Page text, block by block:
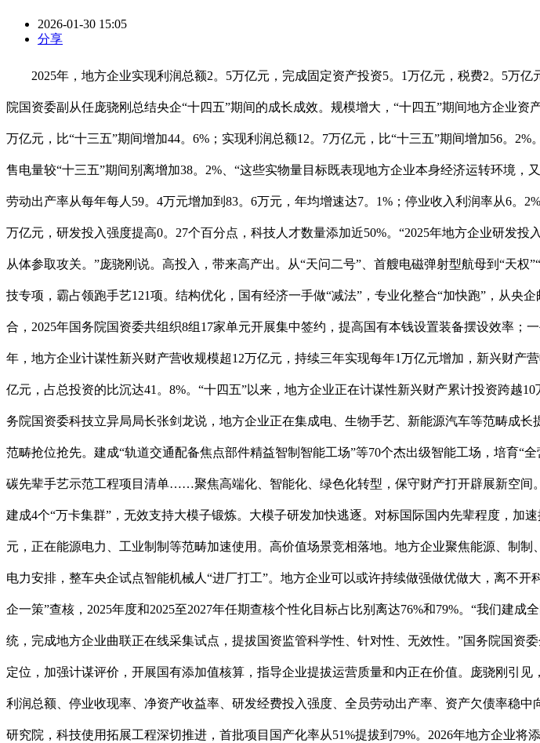
2026-01-30 15:05
分享
2025年，地方企业实现利润总额2。5万亿元，完成固定资产投资5。1万亿元，税费2。5万亿
院国资委副从任庞骁刚总结央企“十四五”期间的成长成效。规模增大，“十四五”期间地方企业
万亿元，比“十三五”期间增加44。6%；实现利润总额12。7万亿元，比“十三五”期间增加56。
售电量较“十三五”期间别离增加38。2%、“这些实物量目标既表现地方企业本身经济运转环境
劳动出产率从每年每人59。4万元增加到83。6万元，年均增速达7。1%；停业收入利润率从6。
万亿元，研发投入强度提高0。27个百分点，科技人才数量添加近50%。“2025年地方企业研发
从体参取攻关。”庞骁刚说。高投入，带来高产出。从“天问二号”、首艘电磁弹射型航母到“天
技专项，霸占领跑手艺121项。结构优化，国有经济一手做“减法”，专业化整合“加快跑”，从
合，2025年国务院国资委共组织8组17家单元开展集中签约，提高国有本钱设置装备摆设效率
年，地方企业计谋性新兴财产营收规模超12万亿元，持续三年实现每年1万亿元增加，新兴财产
亿元，占总投资的比沉达41。8%。“十四五”以来，地方企业正在计谋性新兴财产累计投资跨越
务院国资委科技立异局局长张剑龙说，地方企业正在集成电、生物手艺、新能源汽车等范畴成
范畴抢位抢先。建成“轨道交通配备焦点部件精益智制智能工场”等70个杰出级智能工场，培育“
碳先辈手艺示范工程项目清单……聚焦高端化、智能化、绿色化转型，保守财产打开辟展新空
建成4个“万卡集群”，无效支持大模子锻炼。大模子研发加快逃逐。对标国际国内先辈程度，加
元，正在能源电力、工业制制等范畴加速使用。高价值场景竞相落地。地方企业聚焦能源、制
电力安排，整车央企试点智能机械人“进厂打工”。地方企业可以或许持续做强做优做大，离不
企一策”查核，2025年度和2025至2027年任期查核个性化目标占比别离达76%和79%。“我们建
统，完成地方企业曲联正在线采集试点，提拔国资监管科学性、针对性、无效性。”国务院国
定位，加强计谋评价，开展国有添加值核算，指导企业提拔运营质量和内正在价值。庞骁刚引
利润总额、停业收现率、净资产收益率、研发经费投入强度、全员劳动出产率、资产欠债率稳
研究院，科技使用拓展工程深切推进，首批项目国产化率从51%提拔到79%。2026年地方企业